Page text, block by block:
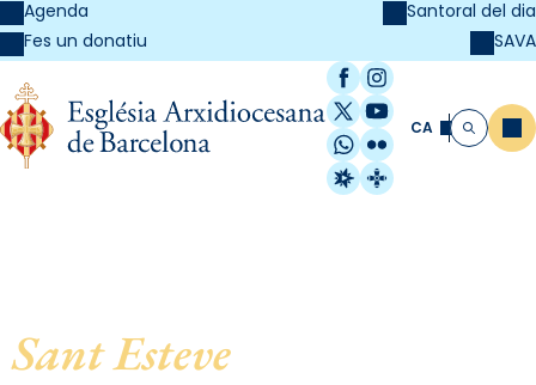
Agenda
Fes un donatiu
Santoral del dia
SAVA
Facebook
Instagram
X / Twitter
YouTube
WhatsApp
Flickr
Radio Estel
Catalunya
CA Cerca
Sant Esteve